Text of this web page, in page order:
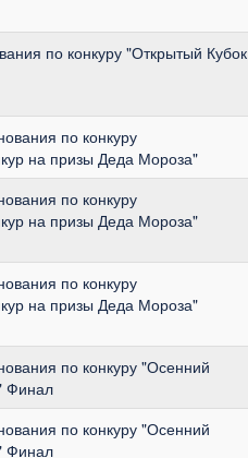
по конкуру "Открытый Кубок
по конкуру
на призы Деда Мороза"
по конкуру
на призы Деда Мороза"
по конкуру
на призы Деда Мороза"
по конкуру "Осенний
Финал
по конкуру "Осенний
Финал